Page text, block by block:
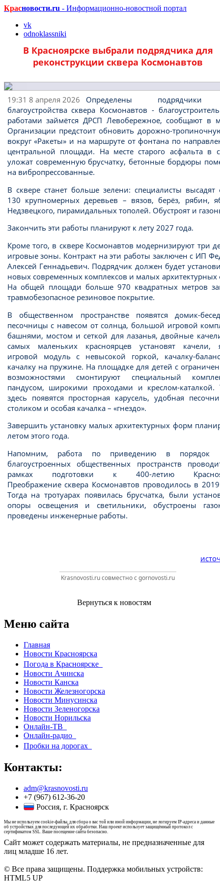
Красновости.ru - Информационно-новостной портал
vk
odnoklassniki
В Красноярске выбрали подрядчика для
реконструкции сквера Космонавтов
19:31 8 апреля 2026
Определены
благоустройства сквера Космонавтов -
работами займётся ДРСП Левобережное, сообщают в
Организации предстоит обновить дорожно-
вокруг «Ракеты» и на маршруте от фонтана по
центральной площади. На месте старого асфальта в
уложат современную брусчатку, бетонные бордюры
на вибропрессованные.
В сквере станет больше зелени: специалисты высадят
130 крупномерных деревьев – вязов, берёз, рябин,
Недзвецкого, пирамидальных тополей. Обустроят и
Закончить эти работы планируют к лету 2027 года.
Кроме того, в сквере Космонавтов модернизируют три
игровые зоны. Контракт на эти работы заключен с ИП
Алексей Геннадьевич. Подрядчик должен будет
новых современных комплексов и малых
На общей площади больше 970 квадратных метров
травмобезопасное резиновое покрытие.
В общественном пространстве появятся домик-
песочницы с навесом от солнца, большой игровой
башнями, мостом и сеткой для лазанья, двойные
самых маленьких красноярцев установят качели,
игровой модуль с невысокой горкой, качалку-
качалку на пружине. На площадке для детей с
возможностями смонтируют специальный
пандусом, широкими проходами и креслом-каталкой.
здесь появятся просторная карусель, удобная
столиком и особая качалка – «гнездо».
Завершить установку малых архитектурных форм
летом этого года.
Напомним, работа по приведению в порядок
благоустроенных общественных пространств
рамках подготовки к 400-летию
Преображение сквера Космонавтов проводилось в
Тогда на тротуарах появилась брусчатка, были
опоры освещения и светильники, обустроены
проведены инженерные работы.
Krasnovosti.ru совместно с gornovosti.ru
Вернуться к новостям
Меню сайта
Главная
Новости Красноярска
Погода в Красноярске
Новости Ачинска
Новости Канска
Новости Железногорска
Новости Минусинска
Новости Зеленогорска
Новости Норильска
Онлайн-ТВ
Онлайн-радио
Пробки на дорогах
Контакты:
adm@krasnovosti.ru
+7 (967) 612-36-20
Россия, г. Красноярск
Мы не используем cookie-файлы, для сбора о вас той или иной информации, не логируем IP-адреса и данные
об устройствах для последующей их обработки. Наш проект использует защищённый протокол с
сертификатом SSL. Ваше посещение сайта безопасно.
Сайт может содержать материалы, не предназначенные для
лиц младше 16 лет.
© Все права защищены. Поддержка мобильных устройств:
HTML5 UP